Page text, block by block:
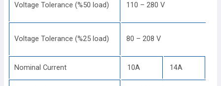
Voltage Tolerance (%50 load) 110 – 280 V
Voltage Tolerance (%25 load) 80 – 208 V
Nominal Current 10A 14A